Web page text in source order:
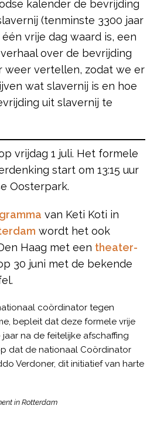
kalender de bevrijding
(tenminste 3300 jaar
vrije dag waard is, een
over de bevrijding
weer vertellen, zodat we er
wat slavernij is en hoe
uit slavernij te
vrijdag 1 juli. Het formele
start om 13:15 uur
Oosterpark.
van Keti Koti in
wordt het ook
Haag met een theater-
30 juni met de bekende
coördinator tegen
bepleit dat deze formele vrije
jaar na de feitelijke afschaffing
dat de nationaal Coördinator
Verdoner, dit initiatief van harte
in Rotterdam